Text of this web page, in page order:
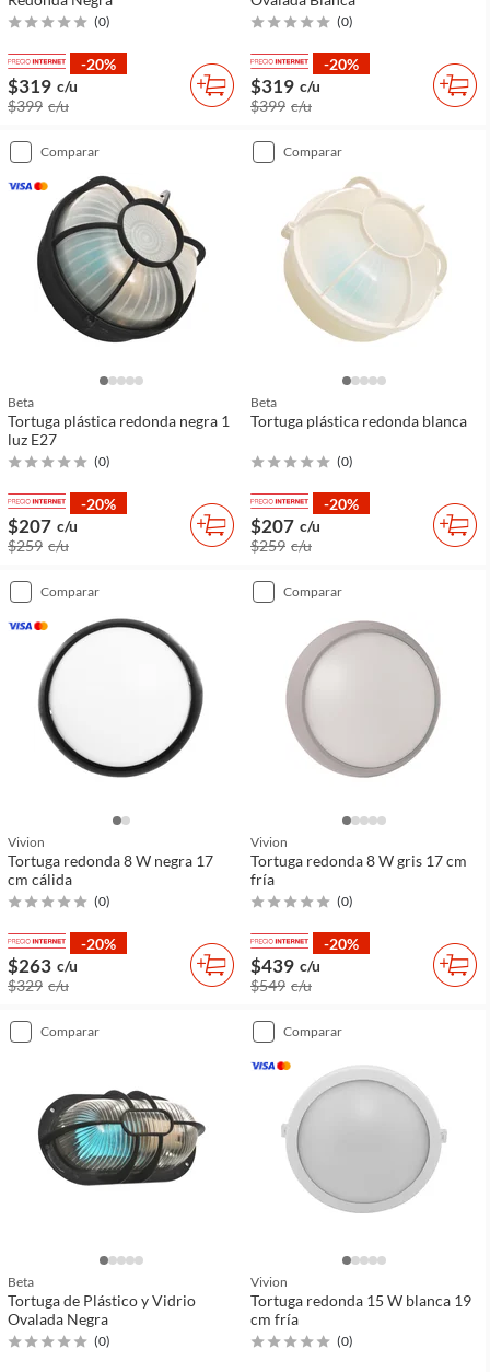
(0)
-20%
$319 c/u
$399 c/u
(0)
-20%
$319 c/u
$399 c/u
comparar
Beta
Tortuga plástica redonda negra 1
luz E27
(0)
-20%
$207 c/u
$259 c/u
comparar
Beta
Tortuga plástica redonda blanca
(0)
-20%
$207 c/u
$259 c/u
comparar
Vivion
Tortuga redonda 8 W negra 17
cm cálida
(0)
-20%
$263 c/u
$329 c/u
comparar
Vivion
Tortuga redonda 8 W gris 17 cm
fría
(0)
-20%
$439 c/u
$549 c/u
comparar
Beta
Tortuga de Plástico y Vidrio
Ovalada Negra
(0)
comparar
Vivion
Tortuga redonda 15 W blanca 19
cm fría
(0)